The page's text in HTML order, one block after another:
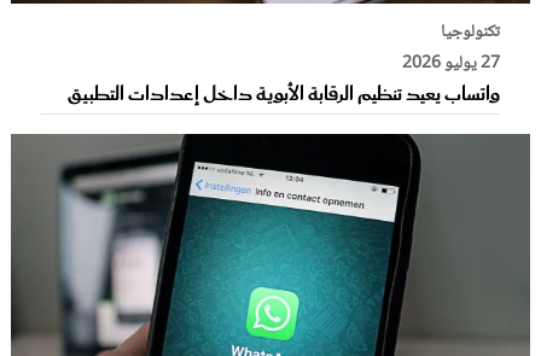
تكنولوجيا
27 يوليو 2026
واتساب يعيد تنظيم الرقابة الأبوية داخل إعدادات التطبيق